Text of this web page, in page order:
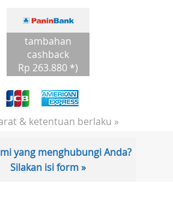
tambahan
cashback
Rp 263.880 *)
& ketentuan berlaku »
yang menghubungi Anda?
Silakan isi form »